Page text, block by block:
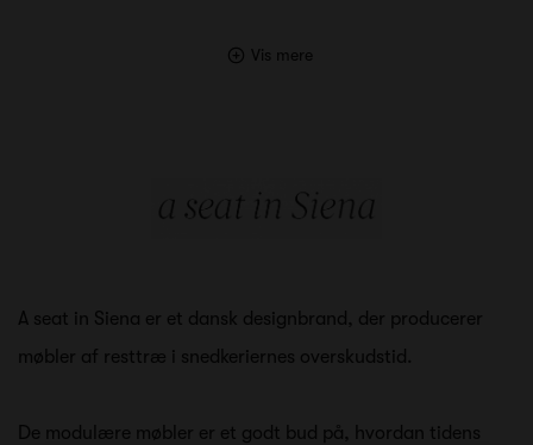
Vis mere
A seat in Siena er et dansk designbrand, der producerer
møbler af resttræ i snedkeriernes overskudstid.
De modulære møbler er et godt bud på, hvordan tidens